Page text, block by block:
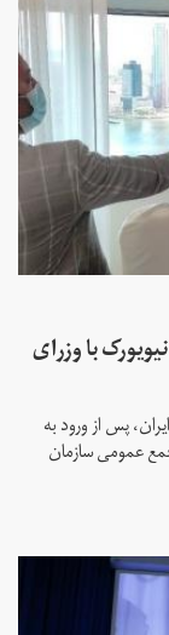
با وزرای
پس از ورود به
عمومی سازمان